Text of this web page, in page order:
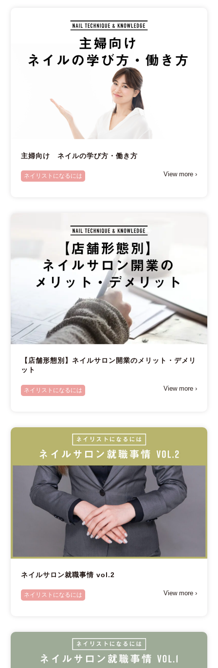
主婦向け ネイルの学び方・働き方
ネイリストになるには View more ›
【店舗形態別】ネイルサロン開業のメリット・デメリ
ット
ネイリストになるには View more ›
ネイルサロン就職事情 vol.2
ネイリストになるには View more ›